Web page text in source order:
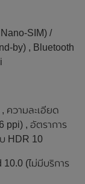
SIM) /
by) , Bluetooth
ความละเอียด
ppi) , อัตราการ
HDR 10
(ไม่มีบริการ